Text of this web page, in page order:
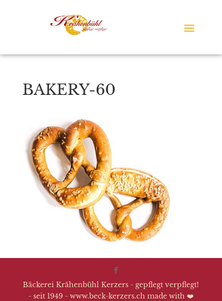
BAKERY-60
Bäckerei Krähenbühl Kerzers - gepflegt verpflegt!
- seit 1949 - www.beck-kerzers.ch made with ❤️